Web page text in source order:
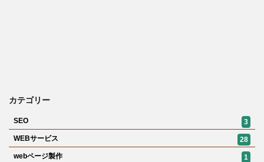
カテゴリー
SEO
3
WEBサービス
28
webページ製作
1